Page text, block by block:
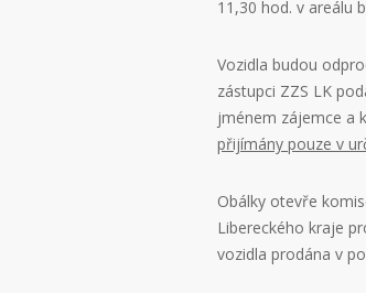
11,30 hod. v areálu
Vozidla budou
zástupci ZZS LK
jménem zájemce a
přijímány pouze v
Obálky otevře
Libereckého kraje
vozidla prodána v